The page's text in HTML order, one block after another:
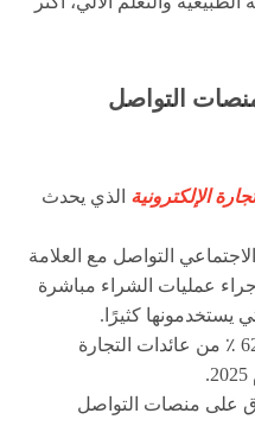
منصات التواصل
الإلكترونية الذي يحدث
التواصل مع العلامة
عمليات الشراء مباشرة
يستخدمونها كثيرًا.
من المتوقع أن يشكل الجيلZ زد، 62 ٪ من عائدات التجارة
على منصات التواصل